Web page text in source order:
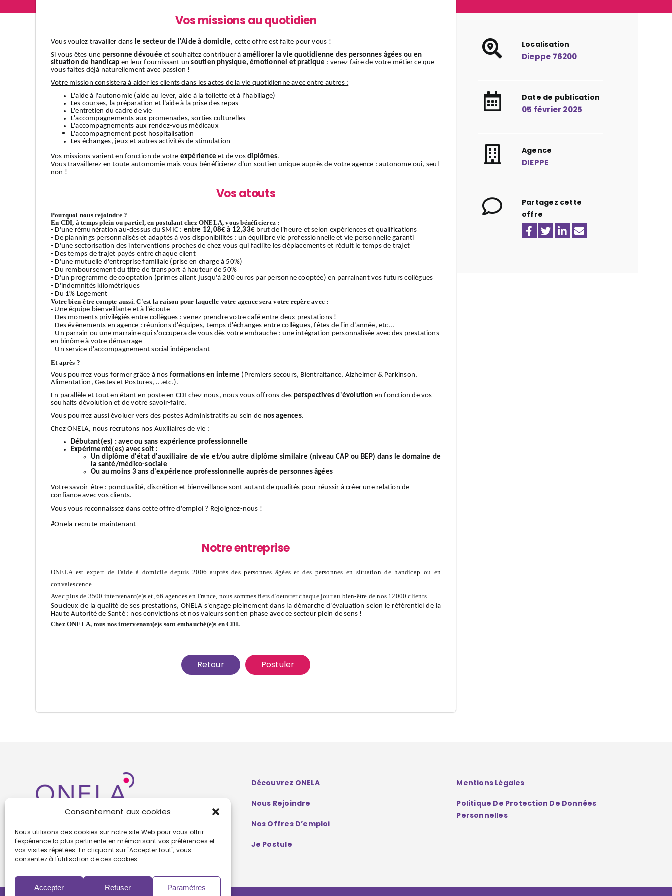
Consentement aux cookies
Nous utilisons des cookies sur notre site Web pour vous offrir
l'expérience la plus pertinente en mémorisant vos préférences et
vos visites répétées. En cliquant sur "Accepter tout", vous
consentez à l'utilisation de ces cookies.
Accepter Refuser Paramètres
Localisation
Dieppe 76200
Date de publication
05 février 2025
Agence
DIEPPE
Partagez cette
offre
Vos missions au quotidien
Vous voulez travailler dans le secteur de l'Aide à domicile, cette offre est faite pour vous !
Si vous êtes une personne dévouée et souhaitez contribuer à améliorer la vie quotidienne des personnes âgées ou en
situation de handicap en leur fournissant unsoutien physique, émotionnel et pratique : venez faire de votre métier ce que
vous faites déjà naturellement avec passion !
Votre mission consistera à aider les clients dans les actes de la vie quotidienne avec entre autres :
L'aide à l'autonomie (aide au lever, aide à la toilette et à l'habillage)
Les courses, la préparation et l'aide à la prise des repas
L'entretien du cadre de vie
L'accompagnements aux promenades, sorties culturelles
L'accompagnements aux rendez-vous médicaux
L'accompagnement post hospitalisation
Les échanges, jeux et autres activités de stimulation
Vos missions varient en fonction de votre expérience et de vosdiplômes.
Vous travaillerez en toute autonomie mais vous bénéficierez d'un soutien unique auprès de votre agence : autonome oui, seul
non !
Vos atouts
Pourquoi nous rejoindre ?
En CDI, à temps plein ou partiel, en postulant chez ONELA, vous bénéficierez :
- D'une rémunération au-dessus du SMIC : entre 12,08€ à 12,33€ brut de l'heure et selon expériences et qualifications
- De plannings personnalisés et adaptés à vos disponibilités : un équilibre vie professionnelle et vie personnelle garanti
- D'une sectorisation des interventions proches de chez vous qui facilite les déplacements et réduit le temps de trajet
- Des temps de trajet payés entre chaque client
- D'une mutuelle d'entreprise familiale (prise en charge à 50%)
- Du remboursement du titre de transport à hauteur de 50%
- D'un programme de cooptation (primes allant jusqu'à 280 euros par personne cooptée) en parrainant vos futurs collègues
- D'indemnités kilométriques
- Du 1% Logement
Votre bien-être compte aussi. C'est la raison pour laquelle votre agence sera votre repère avec :
- Une équipe bienveillante et à l'écoute
- Des moments privilégiés entre collègues : venez prendre votre café entre deux prestations !
- Des évènements en agence : réunions d'équipes, temps d'échanges entre collègues, fêtes de fin d'année, etc...
- Un parrain ou une marraine qui s'occupera de vous dès votre embauche : une intégration personnalisée avec des prestations
en binôme à votre démarrage
- Un service d'accompagnement social indépendant
Et après ?
Vous pourrez vous former grâce à nos formations en interne (Premiers secours, Bientraitance, Alzheimer & Parkinson,
Alimentation, Gestes et Postures, ...etc.).
En parallèle et tout en étant en poste en CDI chez nous, nous vous offrons des perspectives d'évolution en fonction de vos
souhaits dévolution et de votre savoir-faire.
Vous pourrez aussi évoluer vers des postes Administratifs au sein de nosagences.
Chez ONELA, nous recrutons nos Auxiliaires de vie :
Débutant(es) :avec ou sans expérience professionnelle
Expérimenté(es) avec soit :
Un diplôme d'état d'auxiliaire de vie et/ou autre diplôme similaire (niveau CAP ou BEP) dans le domaine de
la santé/médico-sociale
Ou au moins 3 ans d'expérience professionnelle auprès de personnes âgées
Votresavoir-être : ponctualité, discrétion et bienveillance sont autant de qualités pour réussir à créer une relation de
confiance avec vos clients.
Vous vous reconnaissez dans cette offre d'emploi ? Rejoignez-nous !
#Onela-recrute-maintenant
Notre entreprise
ONELA est expert de l'aide à domicile depuis 2006 auprès des personnes âgées et des personnes en situation de handicap ou en
convalescence.
Avec plus de 3500 intervenant(e)s et, 66 agences en France, nous sommes fiers d'oeuvrer chaque jour au bien-être de nos 12000 clients.
Soucieux de la qualité de ses prestations, ONELA s'engage pleinement dans la démarche d'évaluation selon le référentiel de la
Haute Autorité de Santé : nos convictions et nos valeurs sont en phase avec ce secteur plein de sens !
Chez ONELA, tous nos intervenant(e)s sont embauché(e)s en CDI.
Retour Postuler
Découvrez ONELA
Nous Rejoindre
Nos Offres D’emploi
Je Postule
Mentions Légales
Politique De Protection De Données
Personnelles